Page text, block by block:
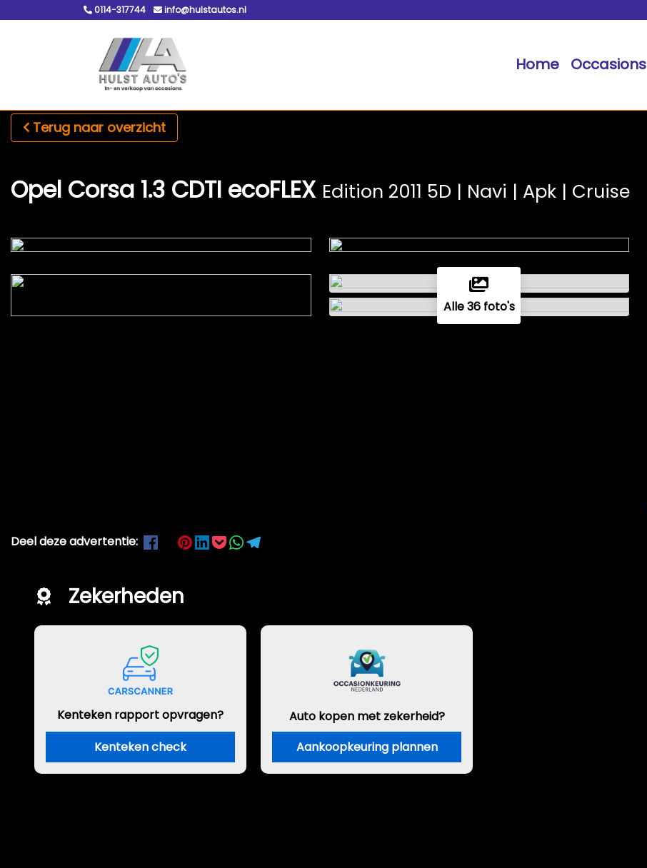
0114-317744 info@hulstautos.nl
Home Occasions
Terug naar overzicht
Opel Corsa 1.3 CDTI ecoFLEX Edition 2011 5D | Navi | Apk | Cruise
Alle 36 foto's
Deel deze advertentie:
Zekerheden
Kenteken rapport opvragen?
Kenteken check
Auto kopen met zekerheid?
Aankoopkeuring plannen